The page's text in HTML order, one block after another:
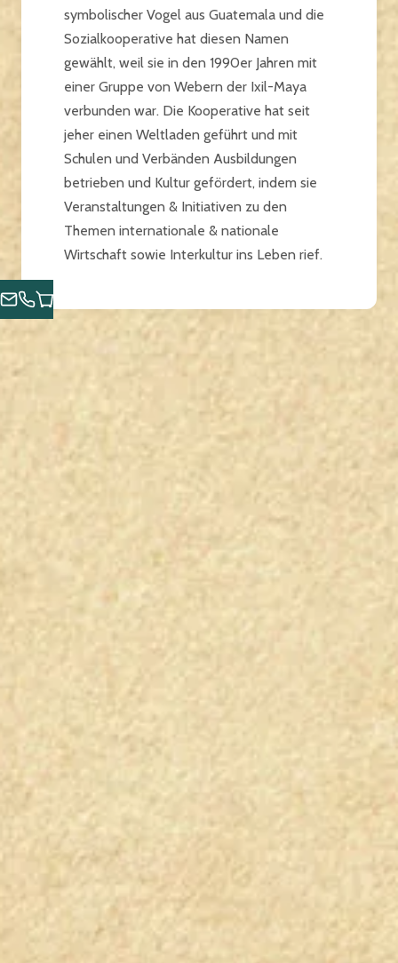
symbolischer Vogel aus Guatemala und die
Sozialkooperative hat diesen Namen
gewählt, weil sie in den 1990er Jahren mit
einer Gruppe von Webern der Ixil-Maya
verbunden war. Die Kooperative hat seit
jeher einen Weltladen geführt und mit
Schulen und Verbänden Ausbildungen
betrieben und Kultur gefördert, indem sie
Veranstaltungen & Initiativen zu den
Themen internationale & nationale
Wirtschaft sowie Interkultur ins Leben rief.